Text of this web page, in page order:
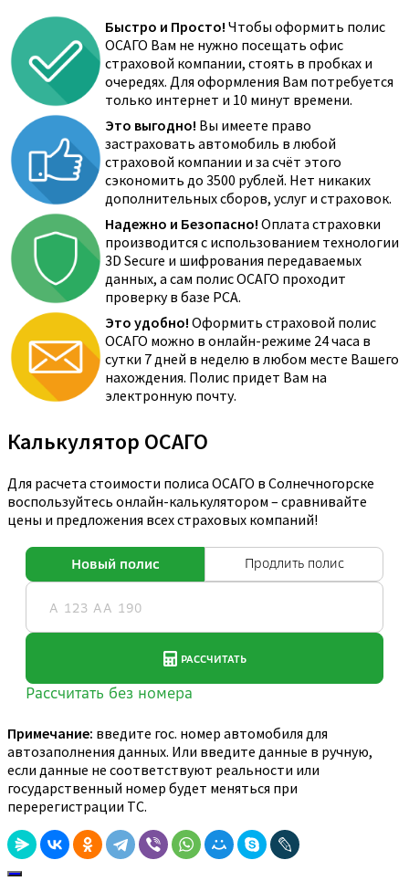
Быстро и Просто! Чтобы оформить полис
ОСАГО Вам не нужно посещать офис
страховой компании, стоять в пробках и
очередях. Для оформления Вам потребуется
только интернет и 10 минут времени.
Это выгодно! Вы имеете право
застраховать автомобиль в любой
страховой компании и за счёт этого
сэкономить до 3500 рублей. Нет никаких
дополнительных сборов, услуг и страховок.
Надежно и Безопасно! Оплата страховки
производится с использованием технологии
3D Secure и шифрования передаваемых
данных, а сам полис ОСАГО проходит
проверку в базе РСА.
Это удобно! Оформить страховой полис
ОСАГО можно в онлайн-режиме 24 часа в
сутки 7 дней в неделю в любом месте Вашего
нахождения. Полис придет Вам на
электронную почту.
Калькулятор ОСАГО
Для расчета стоимости полиса ОСАГО в Солнечногорске
воспользуйтесь онлайн-калькулятором – сравнивайте
цены и предложения всех страховых компаний!
Примечание: введите гос. номер автомобиля для
автозаполнения данных. Или введите данные в ручную,
если данные не соответствуют реальности или
государственный номер будет меняться при
перерегистрации ТС.